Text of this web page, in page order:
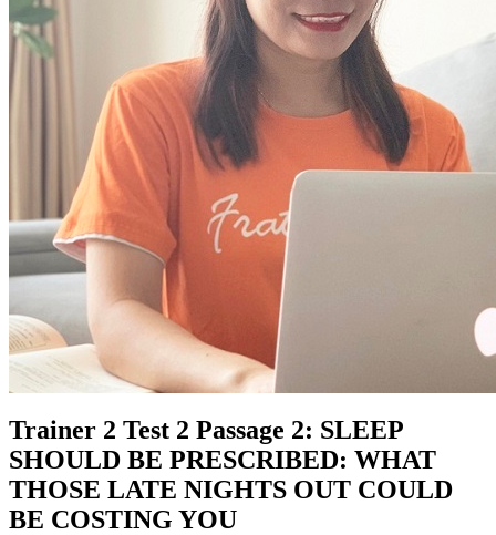
Trainer 2 Test 2 Passage 2: SLEEP
SHOULD BE PRESCRIBED: WHAT
THOSE LATE NIGHTS OUT COULD
BE COSTING YOU